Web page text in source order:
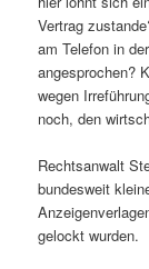
Vertrag
am Telefon in
angesprochen?
wegen
noch, den
Rechtsanwalt
bundesweit
gelockt wurden.